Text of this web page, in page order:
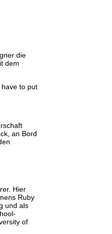
die
dem
to put
an Bord
Hier
Ruby
und als
of